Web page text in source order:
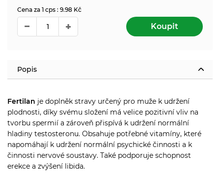
Cena za 1 cps : 9.98 Kč
Koupit
Popis
Fertilan je doplněk stravy určený pro muže k udržení
plodnosti, díky svému složení má velice pozitivní vliv na
tvorbu spermií a zároveň přispívá k udržení normální
hladiny testosteronu. Obsahuje potřebné vitamíny, které
napomáhají k udržení normální psychické činnosti a k
činnosti nervové soustavy. Také podporuje schopnost
erekce a zvýšení libida.